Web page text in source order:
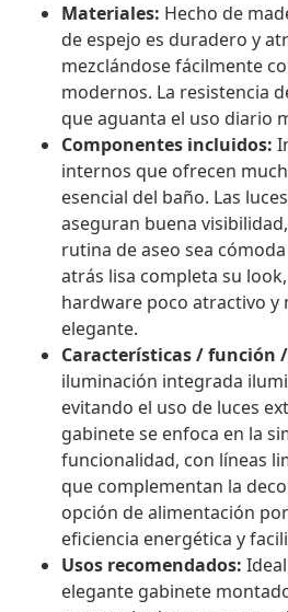
Materiales: Hecho de
de espejo es duradero y
mezclándose fácilmente
modernos. La resistencia
que aguanta el uso diario
Componentes incluidos:
internos que ofrecen
esencial del baño. Las
aseguran buena
rutina de aseo sea
atrás lisa completa su
hardware poco atractivo y
elegante.
Características / función
iluminación integrada
evitando el uso de luces
gabinete se enfoca en la
funcionalidad, con líneas
que complementan la
opción de alimentación
eficiencia energética y
Usos recomendados:
elegante gabinete